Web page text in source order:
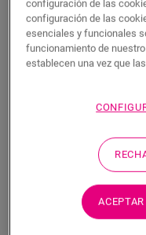
Subperfil de
ACCESORIOS PARA
Acabado bonito
Para su suelo
configuración de las
configuración de las
esenciales y funcionales
funcionamiento de
establecen una vez que